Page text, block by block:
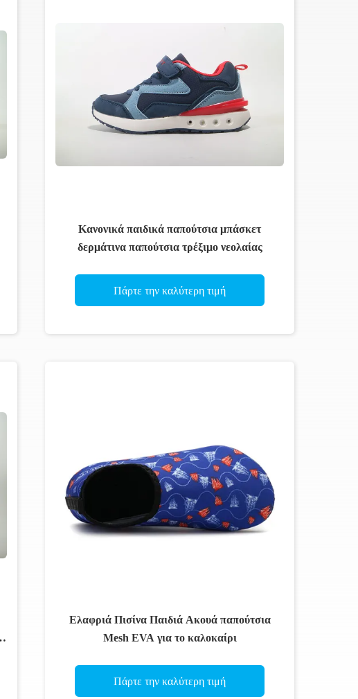
Κανονικά παιδικά παπούτσια μπάσκετ
δερμάτινα παπούτσια τρέξιμο νεολαίας
Πάρτε την καλύτερη τιμή
Ελαφριά Πισίνα Παιδιά Ακουά παπούτσια
Mesh EVA για το καλοκαίρι
Πάρτε την καλύτερη τιμή